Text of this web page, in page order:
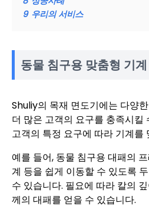
9 우리의 서비스
동물 침구용 맞춤형 기
Shuliy의 목재 면도기에는 다양
더 많은 고객의 요구를 충족시킬
고객의 특정 요구에 따라 기계를
예를 들어, 동물 침구용 대패의
계 등을 쉽게 이동할 수 있도록
수 있습니다. 필요에 따라 칼의
께의 대패를 얻을 수 있습니다.